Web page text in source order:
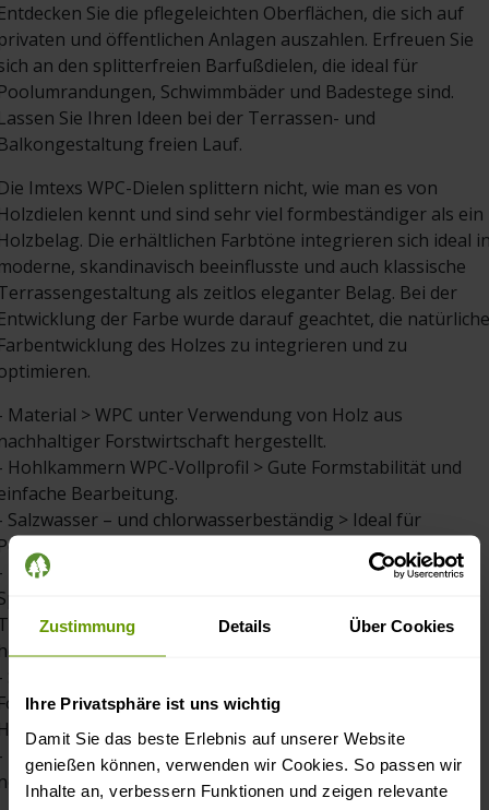
Zustimmung Details Über Cookies
Ihre Privatsphäre ist uns wichtig
Damit Sie das beste Erlebnis auf unserer Website
genießen können, verwenden wir Cookies. So passen wir
Inhalte an, verbessern Funktionen und zeigen relevante
Sie die pflegeleichten Oberflächen, die sich auf
und öffentlichen Anlagen auszahlen. Erfreuen Sie
an den splitterfreien Barfußdielen, die ideal für
Schwimmbäder und Badestege sind.
Sie Ihren Ideen bei der Terrassen- und
freien Lauf.
Imtexs WPC-Dielen splittern nicht, wie man es von
kennt und sind sehr viel formbeständiger als ein
Die erhältlichen Farbtöne integrieren sich ideal
skandinavisch beeinflusste und auch klassische
als zeitlos eleganter Belag. Bei der
der Farbe wurde darauf geachtet, die natürliche
des Holzes zu integrieren und zu
Material > WPC unter Verwendung von Holz aus
Forstwirtschaft hergestellt.
Hohlkammern WPC-Vollprofil > Gute Formstabilität und
Bearbeitung.
Salzwasser – und chlorwasserbeständig > Ideal für
und Steganlagen.
Langjährige Bauherrengewähr > 10 Jahre Garantie auf
und Strukturschäden infolge von Pilz- oder
sowie auf Befall durch andere
Insekten.
Schadstofffrei > frei von Schwermetallen, FCKW,
PVC, PCB, Imprägnierungen oder
Pflegeleicht > kein Abschleifen und Imprägnieren mehr